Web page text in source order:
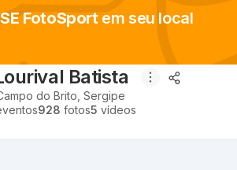
FotoSportem seu local
Batista
do Brito Sergipe
928 fotos5 vídeos